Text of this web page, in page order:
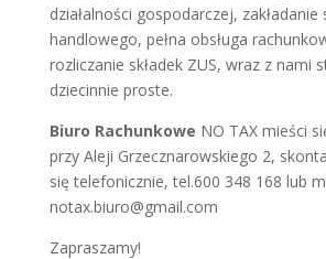
działalności gospodarczej, zakładanie
handlowego, pełna obsługa
rozliczanie składek ZUS, wraz z nami
dziecinnie proste.
Biuro Rachunkowe NO TAX mieści
przy Aleji Grzecznarowskiego 2,
się telefonicznie, tel.600 348 168 lub
notax.biuro@gmail.com
Zapraszamy!